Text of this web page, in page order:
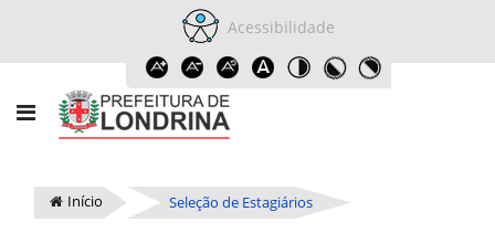
Acessibilidade
Início Seleção de Estagiários